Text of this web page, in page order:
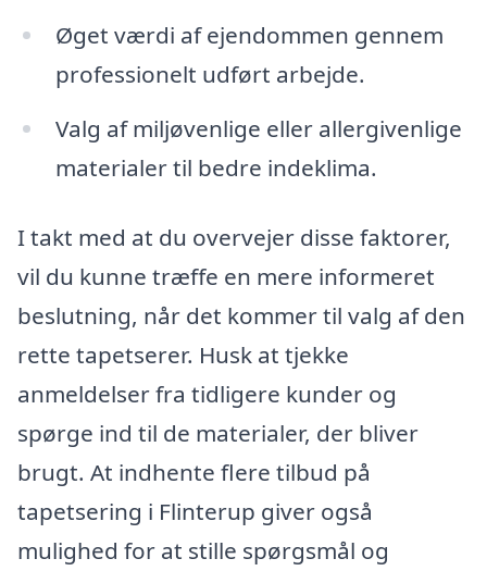
Øget værdi af ejendommen gennem
professionelt udført arbejde.
Valg af miljøvenlige eller allergivenlige
materialer til bedre indeklima.
I takt med at du overvejer disse faktorer,
vil du kunne træffe en mere informeret
beslutning, når det kommer til valg af den
rette tapetserer. Husk at tjekke
anmeldelser fra tidligere kunder og
spørge ind til de materialer, der bliver
brugt. At indhente flere tilbud på
tapetsering i Flinterup giver også
mulighed for at stille spørgsmål og